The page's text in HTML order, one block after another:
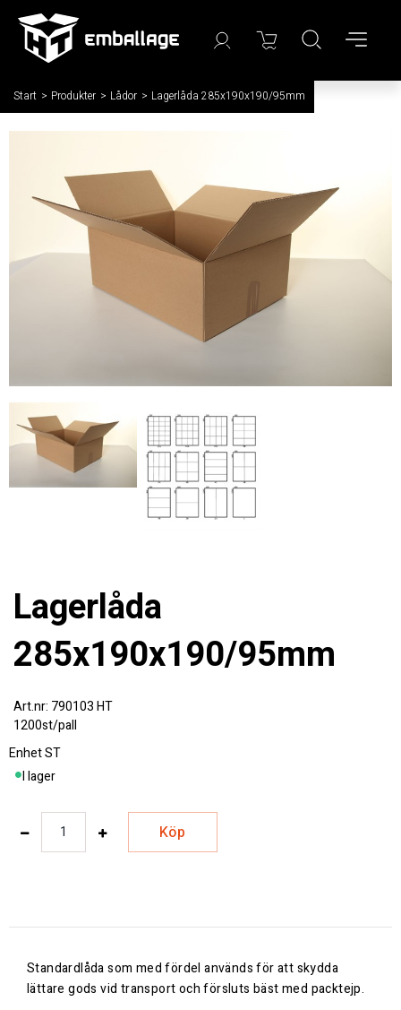
Start / Produkter / Lådor / Lagerlåda 285x190x190/95mm
Lagerlåda
285x190x190/95mm
790103 HT
1200st/pall
EnhetST
I lager
Köp
Standardlåda som med fördel används för att skydda
lättare gods vid transport och försluts bäst med packtejp.